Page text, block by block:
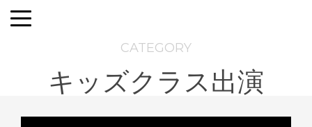
CATEGORY
キッズクラス出演